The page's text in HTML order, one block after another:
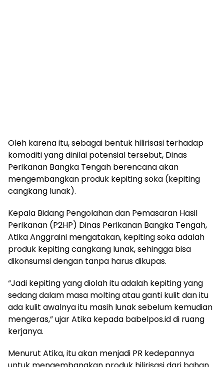
Oleh karena itu, sebagai bentuk hilirisasi terhadap
komoditi yang dinilai potensial tersebut, Dinas
Perikanan Bangka Tengah berencana akan
mengembangkan produk kepiting soka (kepiting
cangkang lunak).
Kepala Bidang Pengolahan dan Pemasaran Hasil
Perikanan (P2HP) Dinas Perikanan Bangka Tengah,
Atika Anggraini mengatakan, kepiting soka adalah
produk kepiting cangkang lunak, sehingga bisa
dikonsumsi dengan tanpa harus dikupas.
“Jadi kepiting yang diolah itu adalah kepiting yang
sedang dalam masa molting atau ganti kulit dan itu
ada kulit awalnya itu masih lunak sebelum kemudian
mengeras,” ujar Atika kepada babelpos.id di ruang
kerjanya.
Menurut Atika, itu akan menjadi PR kedepannya